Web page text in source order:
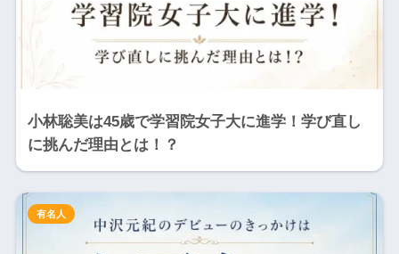
小林聡美は45歳で学習院女子大に進学！学び直し
に挑んだ理由とは！？
有名人